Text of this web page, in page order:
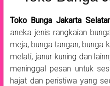
Toko Bunga Jakarta
aneka jenis rangkaian
meja, bunga tangan, bunga
melati, janur kuning dan
meninggal pesan untuk
hajat dan peristiwa yang